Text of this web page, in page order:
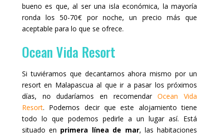
bueno es que, al ser una isla económica, la mayoría
ronda los 50-70€ por noche, un precio más que
aceptable para lo que se ofrece.
Ocean Vida Resort
Si tuviéramos que decantarnos ahora mismo por un
resort en Malapascua al que ir a pasar los próximos
días, no dudaríamos en recomendarOcean Vida
Resort. Podemos decir que este alojamiento tiene
todo lo que podemos pedirle a un lugar así. Está
situado en primera línea de mar, las habitaciones